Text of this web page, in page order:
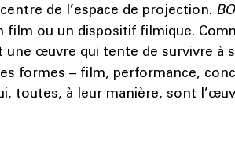
de l’espace de projection.
film ou un dispositif filmique.
œuvre qui tente de survivre à
formes – film, performance,
toutes, à leur manière, sont